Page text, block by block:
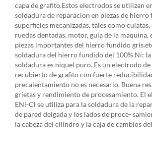
capa de grafito.Estos electrodos se utilizan
soldadura de reparacion en piezas de hierro
superficies mecanizadas, tales como
ruedas dentadas, motor, guia de la maquina,
piezas importantes del hierro fundido
soldadura del hierro fundido del 100% Ni: la
soldadura es niquel puro. Es un electrodo
recubierto de grafito con fuerte
precalentamiento no es necesario. Buena
grietas y rendimiento de procesamiento. El
ENi-Cl se utiliza para la soldadura de la
de pared delgada y los lados de proce-
la cabeza del cilindro y la caja de cambios